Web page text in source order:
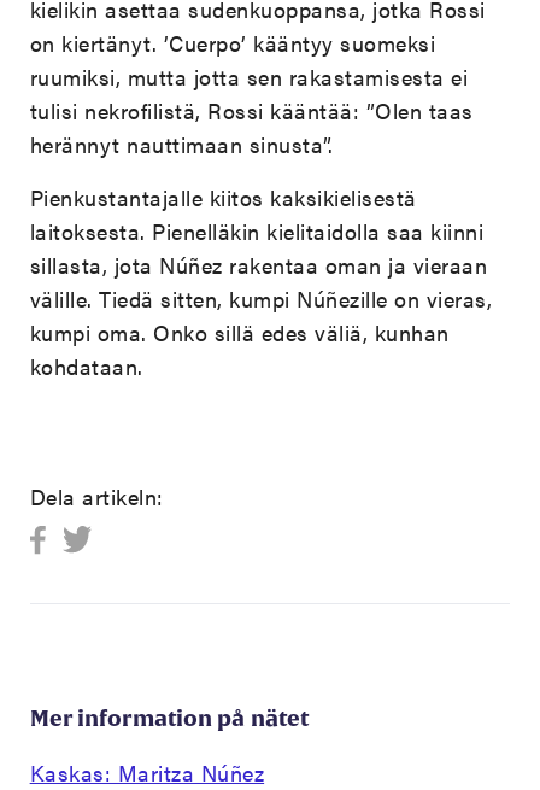
kielikin asettaa sudenkuoppansa, jotka Rossi
on kiertänyt. ’Cuerpo’ kääntyy suomeksi
ruumiksi, mutta jotta sen rakastamisesta ei
tulisi nekrofilistä, Rossi kääntää: ”Olen taas
herännyt nauttimaan sinusta”.
Pienkustantajalle kiitos kaksikielisestä
laitoksesta. Pienelläkin kielitaidolla saa kiinni
sillasta, jota Núñez rakentaa oman ja vieraan
välille. Tiedä sitten, kumpi Núñezille on vieras,
kumpi oma. Onko sillä edes väliä, kunhan
kohdataan.
Dela artikeln:
Mer information på nätet
Kaskas: Maritza Núñez